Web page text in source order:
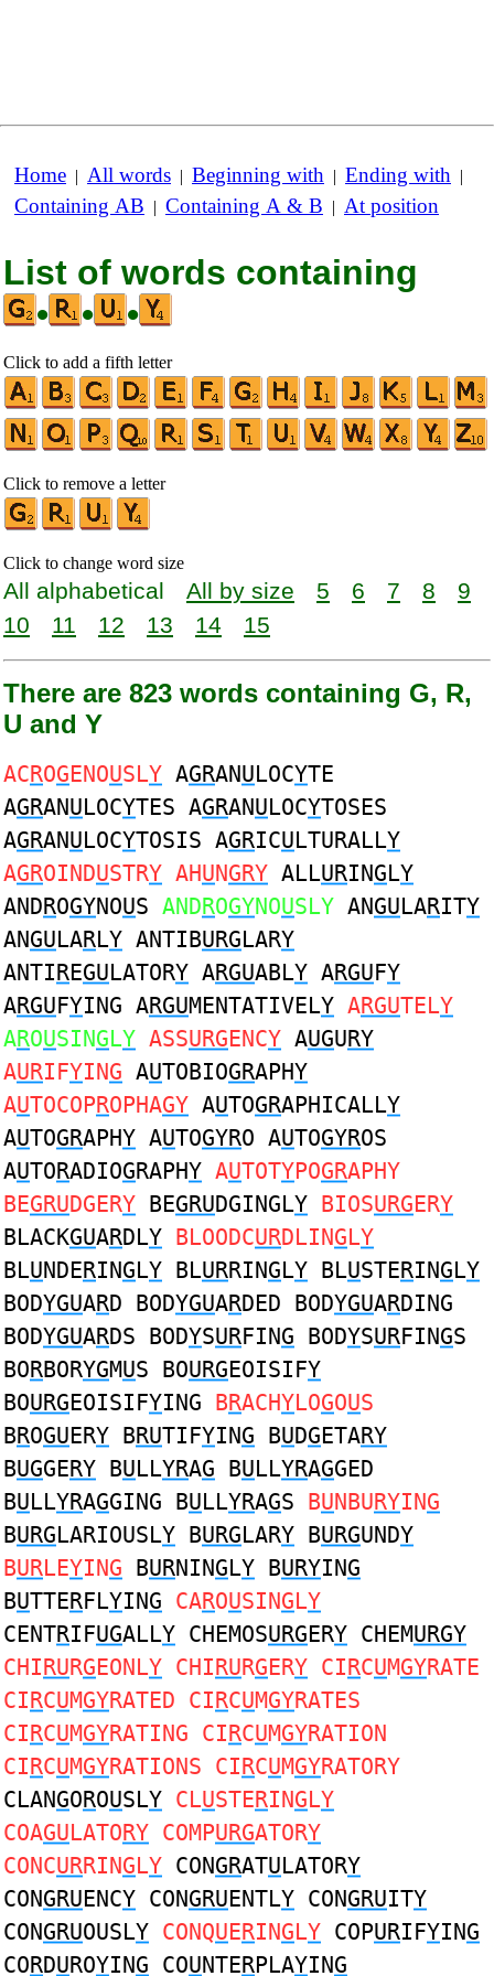
Home | All words | Beginning with | Ending with |
Containing AB | Containing A & B | At position
List of words containing
•
• •
Click to add a fifth letter
Click to remove a letter
Click to change word size
All alphabetical All by size 5 6 7 8
9
10
11 12 13 14 15
There are 823 words containing G, R,
U and Y
ACROGENOUSLY AGRANULOCYTE
AGRANULOCYTES AGRANULOCYTOSES
AGRANULOCYTOSIS AGRICULTURALLY
AGROINDUSTRY AHUNGRY ALLURINGLY
ANDROGYNOUS ANDROGYNOUSLY ANGULARITY
ANGULARLY ANTIBURGLARY
ANTIREGULATORY ARGUABLY ARGUFY
ARGUFYING ARGUMENTATIVELY ARGUTELY
AROUSINGLY ASSURGENCY AUGURY
AURIFYING AUTOBIOGRAPHY
AUTOCOPROPHAGY AUTOGRAPHICALLY
AUTOGRAPHY AUTOGYRO AUTOGYROS
AUTORADIOGRAPHY AUTOTYPOGRAPHY
BEGRUDGERY BEGRUDGINGLY BIOSURGERY
BLACKGUARDLY BLOODCURDLINGLY
BLUNDERINGLY BLURRINGLY BLUSTERINGLY
BODYGUARD BODYGUARDED BODYGUARDING
BODYGUARDS BODYSURFING BODYSURFINGS
BORBORYGMUS BOURGEOISIFY
BOURGEOISIFYING BRACHYLOGOUS
BROGUERY BRUTIFYING BUDGETARY
BUGGERY BULLYRAG BULLYRAGGED
BULLYRAGGING BULLYRAGS BUNBURYING
BURGLARIOUSLY BURGLARY BURGUNDY
BURLEYING BURNINGLY BURYING
BUTTERFLYING CAROUSINGLY
CENTRIFUGALLY CHEMOSURGERY CHEMURGY
CHIRURGEONLY CHIRURGERY CIRCUMGYRATE
CIRCUMGYRATED CIRCUMGYRATES
CIRCUMGYRATING CIRCUMGYRATION
CIRCUMGYRATIONS CIRCUMGYRATORY
CLANGOROUSLY CLUSTERINGLY
COAGULATORY COMPURGATORY
CONCURRINGLY CONGRATULATORY
CONGRUENCY CONGRUENTLY CONGRUITY
CONGRUOUSLY CONQUERINGLY COPURIFYING
CORDUROYING COUNTERPLAYING